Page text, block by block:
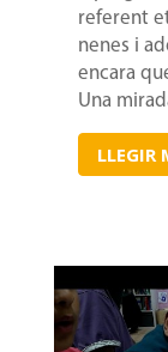
referent
nenes i
encara
Una
LLEGIR